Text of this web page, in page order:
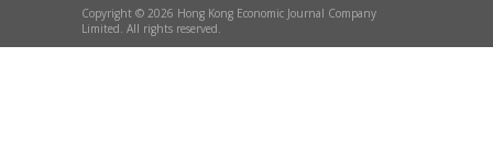
Copyright © 2026 Hong Kong Economic Journal Company
Limited. All rights reserved.